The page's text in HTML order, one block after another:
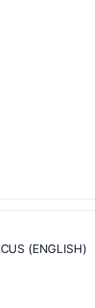
(ENGLISH)